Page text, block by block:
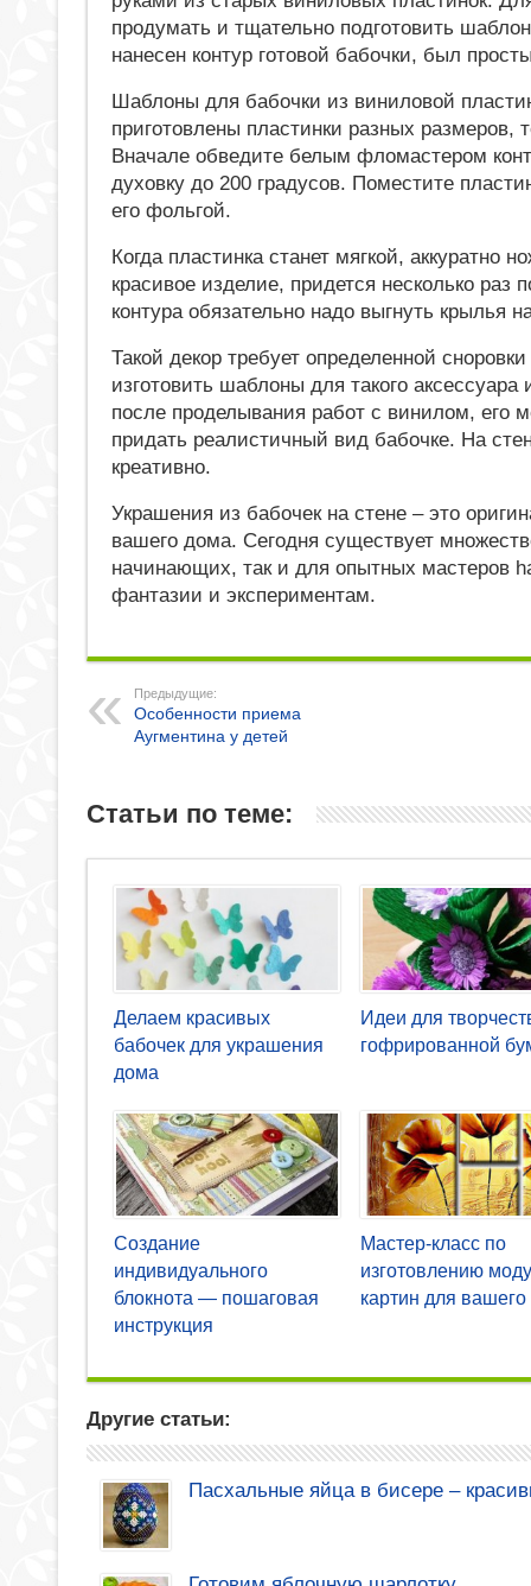
продумать и тщательно подготовить
нанесен контур готовой бабочки, был
Шаблоны для бабочки из виниловой
приготовлены пластинки разных размеров,
Вначале обведите белым фломастером
духовку до 200 градусов. Поместите
его фольгой.
Когда пластинка станет мягкой,
красивое изделие, придется несколько раз
контура обязательно надо выгнуть
Такой декор требует определенной
изготовить шаблоны для такого
после проделывания работ с винилом, его
придать реалистичный вид бабочке. На
креативно.
Украшения из бабочек на стене – это
вашего дома. Сегодня существует
начинающих, так и для опытных мастеров
фантазии и экспериментам.
Предыдущие:
Особенности приема
Аугментина у детей
Статьи по теме:
Делаем красивых
бабочек для украшения
дома
Идеи для
гофрированной
Создание
индивидуального
блокнота — пошаговая
инструкция
Мастер-класс по
изготовлению
картин для
Другие статьи:
Пасхальные яйца в бисере –